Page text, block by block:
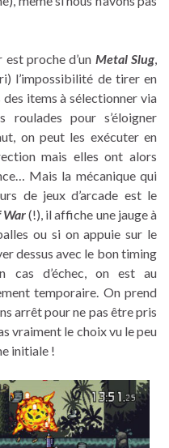
proche d’un Metal Slug
l’impossibilité de tirer en
des items à sélectionner via
roulades pour s’éloigner
on peut les exécuter en
mais elles ont alors
Mais la mécanique qui
de jeux d’arcade est le
War(!), il affiche une jauge à
ou si on appuie sur le
dessus avec le bon timing
cas d’échec, on est au
temporaire. On prend
arrêt pour ne pas être pris
vraiment le choix vu le peu
initiale !